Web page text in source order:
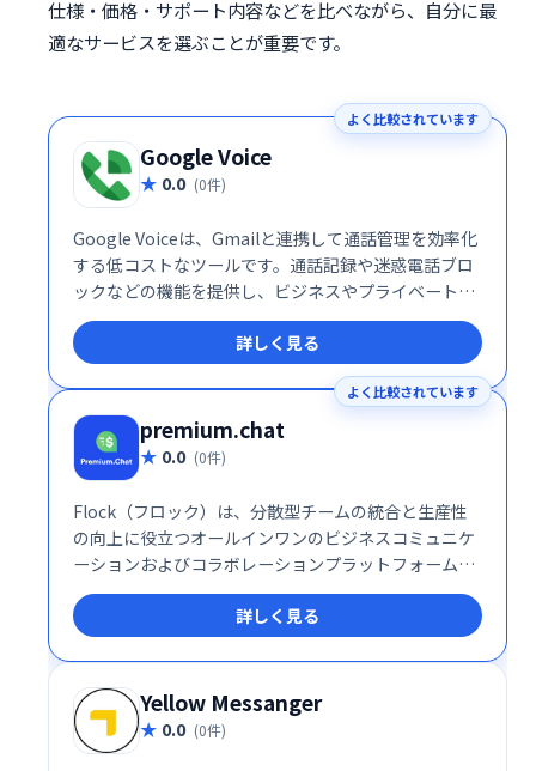
仕様・価格・サポート内容などを比べながら、自分に最
適なサービスを選ぶことが重要です。
よく比較されています
Google Voice
0.0 (0件)
Google Voiceは、Gmailと連携して通話管理を効率化
する低コストなツールです。通話記録や迷惑電話ブロ
ックなどの機能を提供し、ビジネスやプライベートで
の通話管理をスマートにサポートします。
詳しく見る
よく比較されています
premium.chat
0.0 (0件)
Flock（フロック）は、分散型チームの統合と生産性
の向上に役立つオールインワンのビジネスコミュニケ
ーションおよびコラボレーションプラットフォームで
す。
詳しく見る
Yellow Messanger
0.0 (0件)